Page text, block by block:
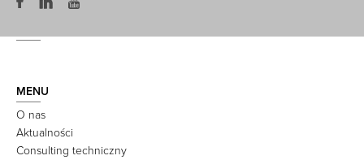
MENU
O nas
Aktualności
Consulting techniczny